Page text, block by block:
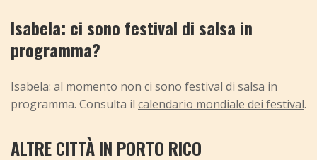
Isabela: ci sono festival di salsa in
programma?
Isabela: al momento non ci sono festival di salsa in
programma. Consulta il calendario mondiale dei festival.
ALTRE CITTÀ IN PORTO RICO